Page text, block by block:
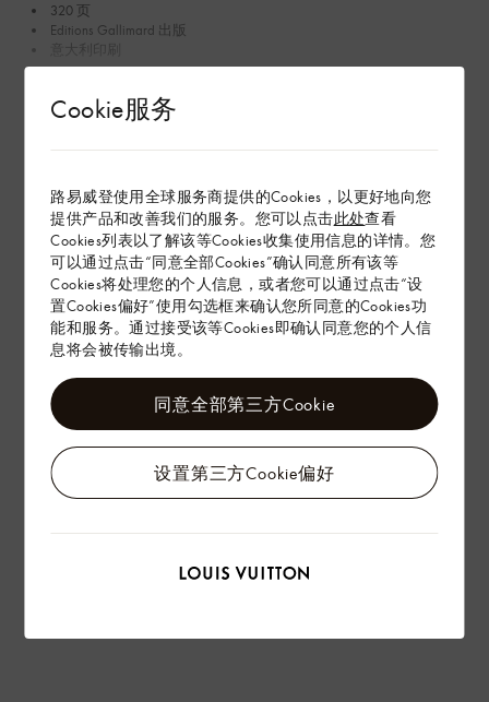
Cookie服务
路易威登使用全球服务商提供的Cookies，以更好地向您
提供产品和改善我们的服务。您可以点击此处查看
Cookies列表以了解该等Cookies收集使用信息的详情。您
可以通过点击“同意全部Cookies”确认同意所有该等
Cookies将处理您的个人信息，或者您可以通过点击“设
置Cookies偏好”使用勾选框来确认您所同意的Cookies功
能和服务。通过接受该等Cookies即确认同意您的个人信
息将会被传输出境。
设置第三方Cookie偏好
同意全部第三方Cookie
320 页
Editions Gallimard 出版
意大利印刷
查看更多
配送 & 退货
赠礼